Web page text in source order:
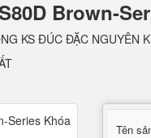
Brown-
KS ĐÚC ĐẶC NGUYÊN
Tên